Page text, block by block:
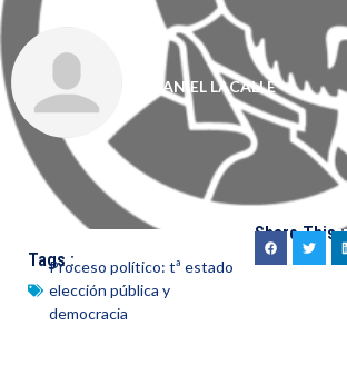
DANIEL LACALLE
Tags :Proceso político: tª estado
elección pública y
democracia
Share This :